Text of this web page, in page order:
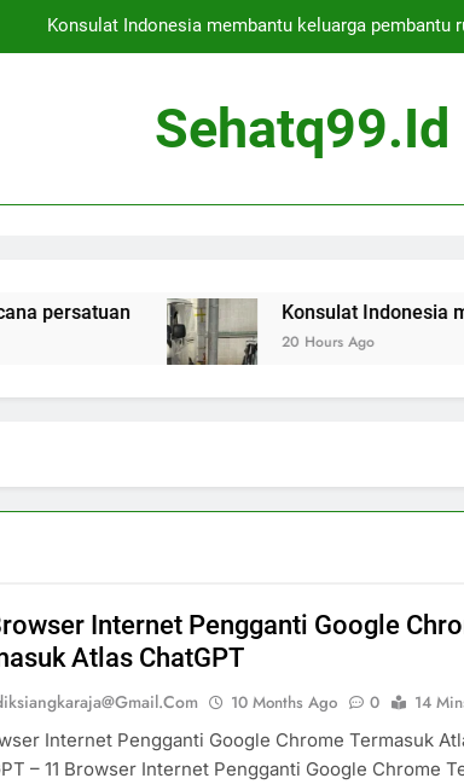
Konsulat Indonesia membantu keluarga pembantu
Apakah Jakarta Aman
Apakah Jakarta Aman
Sehatq99.id
Konsulat Indonesia
20 Hours Ago
Internet Pengganti Google
Atlas ChatGPT
10 Months Ago 0
14
Internet Pengganti Google Chrome Termasuk
– 11 Browser Internet Pengganti Google Chrome